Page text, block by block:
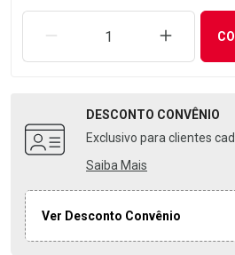
REMOVER UMA UNIDADE
DESCONTO CONVÊNIO
Exclusivo para clientes
Saiba Mais
Ver Desconto Convênio